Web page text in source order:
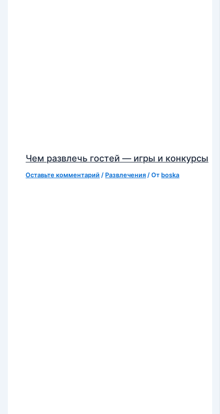
Чем развлечь гостей — игры и конкурсы
Оставьте комментарий / Развлечения / От boska